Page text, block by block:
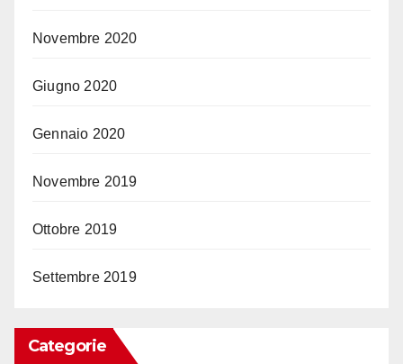
Novembre 2020
Giugno 2020
Gennaio 2020
Novembre 2019
Ottobre 2019
Settembre 2019
Categorie